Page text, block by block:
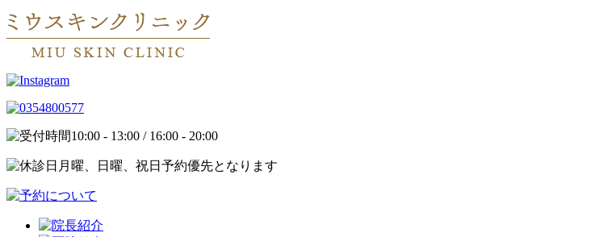
10:00 - 13:00 / 16:00 - 20:00
月曜、日曜、祝日予約優先となります